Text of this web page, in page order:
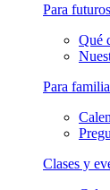
Para
Qué
Para
Clases y